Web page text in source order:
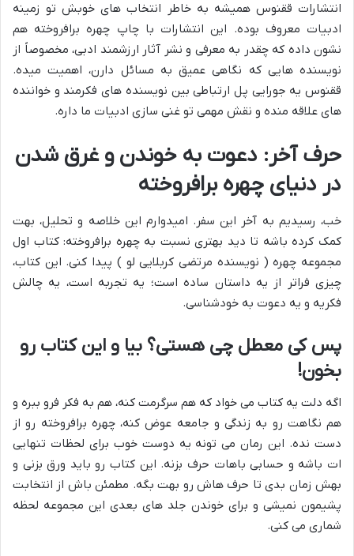
انتشارات ققنوس همیشه به خاطر انتخاب های خوبش تو زمینه
ادبیات معروف بوده. این انتشارات با چاپ چهره برافروخته هم
نشون داده که چقدر به معرفی و نشر آثار ارزشمند ادبی، مخصوصاً از
نویسنده هایی که نگاهی عمیق به مسائل دارن، اهمیت میده.
ققنوس یه جورایی پل ارتباطی بین نویسنده های فکرمند و خواننده
های علاقه منده و نقش مهمی تو غنی سازی ادبیات ما داره.
حرف آخر: دعوت به خوندن و غرق شدن
در دنیای چهره برافروخته
خب، رسیدیم به آخر این سفر. امیدوارم این خلاصه و تحلیل، بهت
کمک کرده باشه تا دید بهتری نسبت به چهره برافروخته: کتاب اول
مجموعه چهره ( نویسنده مرتضی کربلایی لو ) پیدا کنی. این کتاب،
چیزی فراتر از یه داستان ساده است؛ یه تجربه است، یه چالش
فکریه و یه دعوت به خودشناسی.
پس کی معطل چی هستی؟ بیا و این کتاب رو
بخون!
اگه دلت یه کتاب می خواد که هم سرگرمت کنه، هم به فکر فرو ببره و
هم نگاهت رو به زندگی و جامعه عوض کنه، چهره برافروخته رو از
دست نده. این رمان می تونه یه دوست خوب برای لحظات تنهایی
ات باشه و حسابی باهات حرف بزنه. این کتاب رو باید ورق بزنی و
بهش زمان بدی تا حرف هاش رو بهت بگه. مطمئن باش از انتخابت
پشیمون نمیشی و برای خوندن جلد های بعدی این مجموعه لحظه
شماری می کنی.